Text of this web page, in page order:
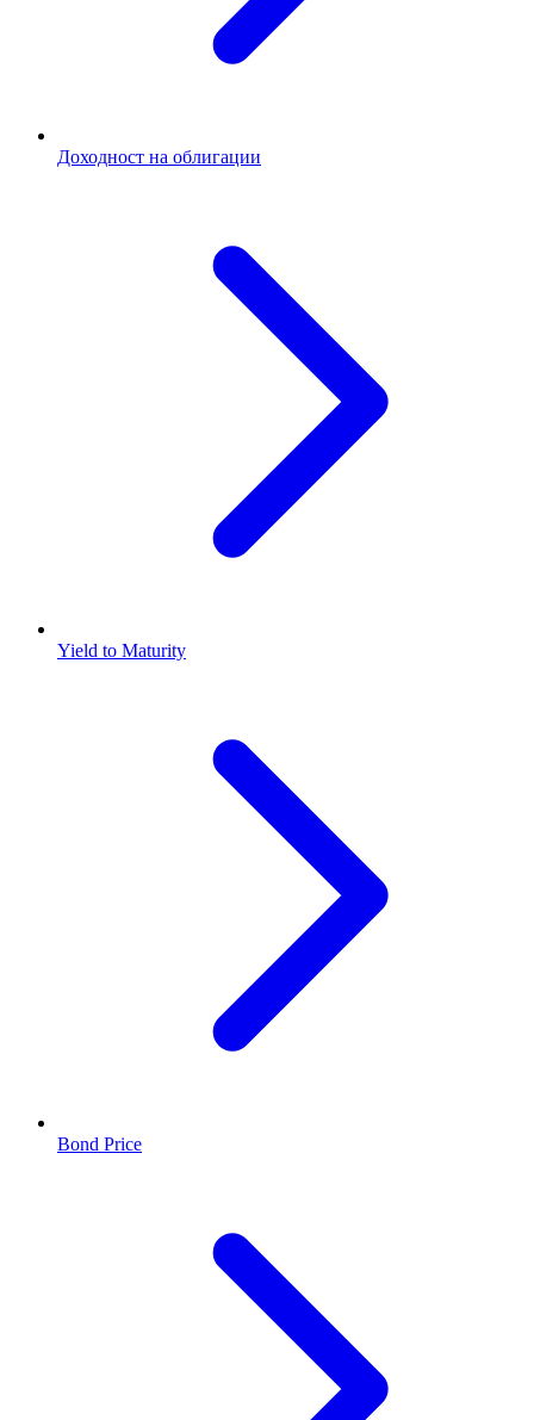
Доходност на облигации
Yield to Maturity
Bond Price